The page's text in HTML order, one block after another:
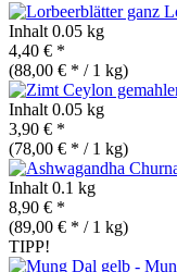
Inhalt 0.05 kg
4,40 € *
(88,00 € * / 1 kg)
Inhalt 0.05 kg
3,90 € *
(78,00 € * / 1 kg)
Inhalt 0.1 kg
8,90 € *
(89,00 € * / 1 kg)
TIPP!